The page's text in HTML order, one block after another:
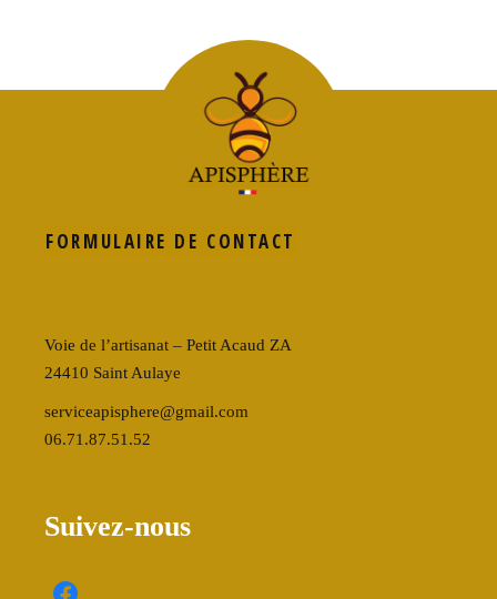
FORMULAIRE DE CONTACT
Voie de l’artisanat – Petit Acaud ZA
24410 Saint Aulaye
serviceapisphere@gmail.com
06.71.87.51.52
Suivez-nous